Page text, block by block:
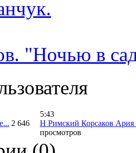
"Ночью в
2 646
5:43
Н Римский Корсаков
просмотров